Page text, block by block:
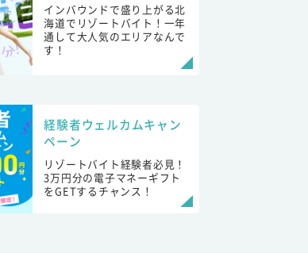
インバウンドで盛り上がる北
海道でリゾートバイト！一年
通して大人気のエリアなんで
す！
経験者ウェルカムキャン
ペーン
リゾートバイト経験者必見！
3万円分の電子マネーギフト
をGETするチャンス！